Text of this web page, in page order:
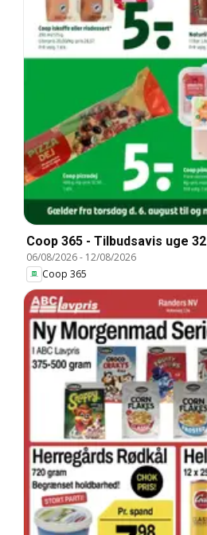
Coop 365 - Tilbudsavis uge 32
06/08/2026- 12/08/2026
Coop 365